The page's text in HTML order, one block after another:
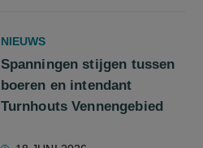
NIEUWS
Spanningen stijgen tussen
boeren en intendant
Turnhouts Vennengebied